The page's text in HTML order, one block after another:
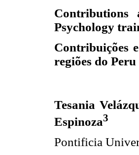
Contributions
Psychology
Contribuições
regiões do Peru
Tesania
Espinoza3
Pontificia